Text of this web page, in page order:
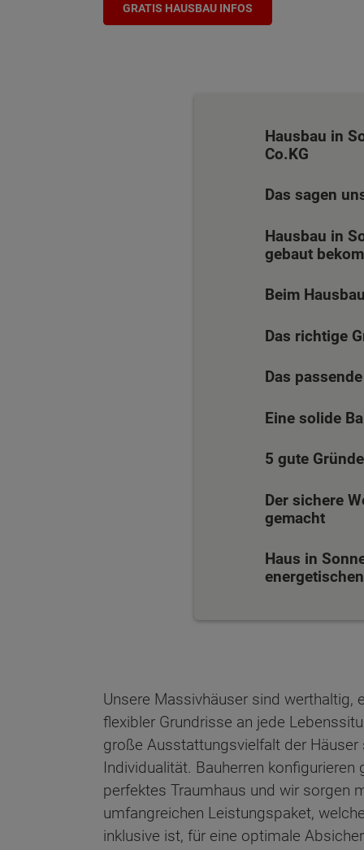
GRATIS HAUSBAU INFOS
Hausbau in
Co.KG
Das sagen
Hausbau in
gebaut
Beim
Das richtige
Das
Eine solide
5 gute
Der sichere
gemacht
Haus in
Unsere Massivhäuser sind werthaltig,
flexibler Grundrisse an jede
große Ausstattungsvielfalt der
Individualität. Bauherren
perfektes Traumhaus und wir sorgen
umfangreichen Leistungspaket,
inklusive ist, für eine optimale
Wonach